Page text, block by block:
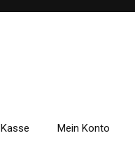
Kasse Mein Konto